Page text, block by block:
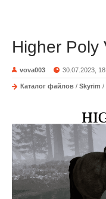
Higher Poly
vova003 30.07.2023,
Каталог файлов / Skyrim /